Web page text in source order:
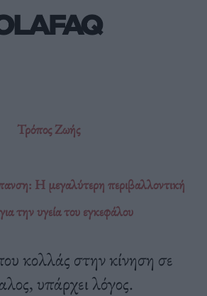
Τρόπος Ζωής
Η μεγαλύτερη περιβαλλοντική
την υγεία του εγκεφάλου
κολλάς στην κίνηση σε
υπάρχει λόγος.